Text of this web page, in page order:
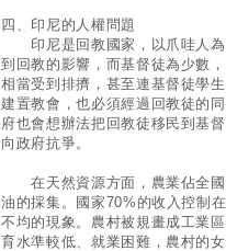
四、印尼的人權問題
印尼是回教國家，以爪哇人為
到回教的影響，而基督徒為少數
相當受到排擠，甚至連基督徒學
建置教會，也必須經過回教徒的
府也會想辦法把回教徒移民到基
向政府抗爭。
在天然資源方面，農業佔全國
油的採集。國家70%的收入控制
不均的現象。農村被規畫成工業
育水準較低、就業困難，農村的